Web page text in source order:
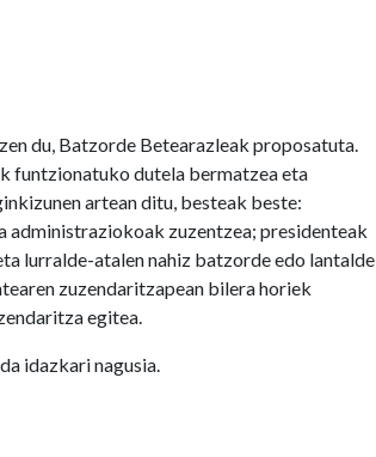
du, Batzorde Betearazleak proposatuta.
funtzionatuko dutela bermatzea eta
artean ditu, besteak beste:
zuzentzea; presidenteak
lurralde-atalen nahiz batzorde edo lantalde
zuzendaritzapean bilera horiek
egitea.
da idazkari nagusia.